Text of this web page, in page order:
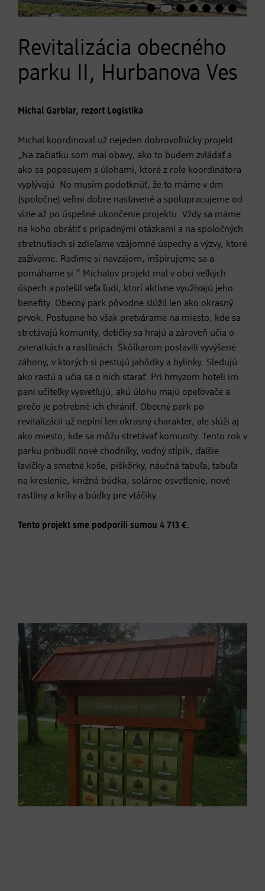
Revitalizácia obecného
parku II, Hurbanova Ves
Michal Garbiar, rezort Logistika
Michal koordinoval už nejeden dobrovoľnícky projekt.
„Na začiatku som mal obavy, ako to budem zvládať a
ako sa popasujem s úlohami, ktoré z role koordinátora
vyplývajú. No musím podotknúť, že to máme v dm
{spoločne} veľmi dobre nastavené a spolupracujeme od
vízie až po úspešné ukončenie projektu. Vždy sa máme
na koho obrátiť s prípadnými otázkami a na spoločných
stretnutiach si zdieľame vzájomné úspechy a výzvy, ktoré
zažívame. Radíme si navzájom, inšpirujeme sa a
pomáhame si.“ Michalov projekt mal v obci veľkých
úspech a potešil veľa ľudí, ktorí aktívne využívajú jeho
benefity. Obecný park pôvodne slúžil len ako okrasný
prvok. Postupne ho však pretvárame na miesto, kde sa
stretávajú komunity, detičky sa hrajú a zároveň učia o
zvieratkách a rastlinách. Škôlkarom postavili vyvýšené
záhony, v ktorých si pestujú jahôdky a bylinky. Sledujú
ako rastú a učia sa o nich starať. Pri hmyzom hoteli im
pani učiteľky vysvetľujú, akú úlohu majú opeľovače a
prečo je potrebné ich chrániť. Obecný park po
revitalizácii už neplní len okrasný charakter, ale slúži aj
ako miesto, kde sa môžu stretávať komunity. Tento rok v
parku pribudli nové chodníky, vodný stĺpik, ďalšie
lavičky a smetné koše, piškôrky, náučná tabuľa, tabuľa
na kreslenie, knižná búdka, solárne osvetlenie, nové
rastliny a kríky a búdky pre vtáčiky.
Tento projekt sme podporili sumou ​4 713 €.